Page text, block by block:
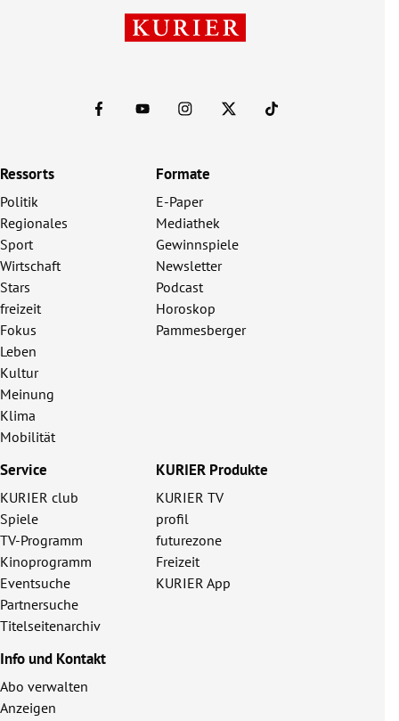
Ressorts
Politik
Regionales
Sport
Wirtschaft
Stars
freizeit
Fokus
Leben
Kultur
Meinung
Klima
Mobilität
Formate
E-Paper
Mediathek
Gewinnspiele
Newsletter
Podcast
Horoskop
Pammesberger
Service
KURIER club
Spiele
TV-Programm
Kinoprogramm
Eventsuche
Partnersuche
Titelseitenarchiv
KURIER Produkte
KURIER TV
profil
futurezone
Freizeit
KURIER App
Info und Kontakt
Abo verwalten
Anzeigen